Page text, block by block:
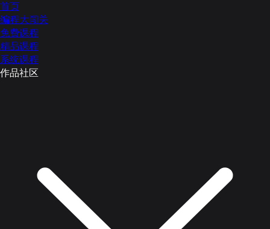
首页
编程大闯关
免费课程
精品课程
系统课程
作品社区